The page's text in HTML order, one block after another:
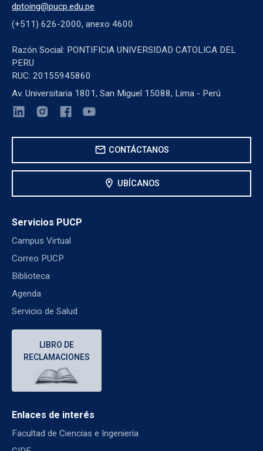
dptoing@pucp.edu.pe
(+511) 626-2000, anexo 4600
Razón Social: PONTIFICIA UNIVERSIDAD CATOLICA DEL
PERU
RUC: 20155945860
Av. Universitaria 1801, San Miguel 15088, Lima - Perú
mail CONTÁCTANOS
location_on UBÍCANOS
Servicios PUCP
Campus Virtual
Correo PUCP
Biblioteca
Agenda
Servicio de Salud
LIBRO DE
RECLAMACIONES
Enlaces de interés
Facultad de Ciencias e Ingeniería